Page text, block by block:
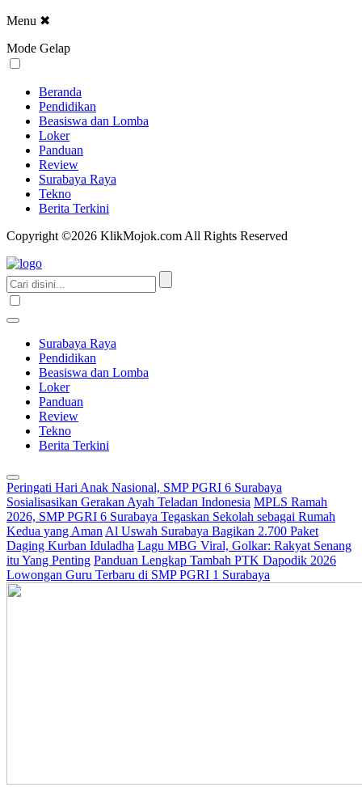
Menu ✖
Mode Gelap
Beranda
Pendidikan
Beasiswa dan Lomba
Loker
Panduan
Review
Surabaya Raya
Tekno
Berita Terkini
Copyright ©2026 KlikMojok.com All Rights Reserved
Surabaya Raya
Pendidikan
Beasiswa dan Lomba
Loker
Panduan
Review
Tekno
Berita Terkini
Peringati Hari Anak Nasional, SMP PGRI 6 Surabaya
Sosialisasikan Gerakan Ayah Teladan Indonesia MPLS Ramah
2026, SMP PGRI 6 Surabaya Tegaskan Sekolah sebagai Rumah
Kedua yang Aman Al Uswah Surabaya Bagikan 2.700 Paket
Daging Kurban Iduladha Lagu MBG Viral, Golkar: Rakyat Senang
itu Yang Penting Panduan Lengkap Tambah PTK Dapodik 2026
Lowongan Guru Terbaru di SMP PGRI 1 Surabaya